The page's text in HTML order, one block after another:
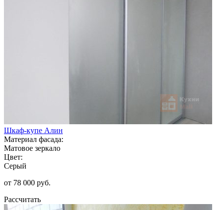
Шкаф-купе Алин
Материал фасада:
Матовое зеркало
Цвет:
Серый
от 78 000 руб.
Рассчитать